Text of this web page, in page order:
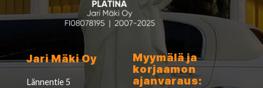
Jari Mäki Oy
Lännentie 5
Myymälä ja
korjaamon
ajanvaraus: